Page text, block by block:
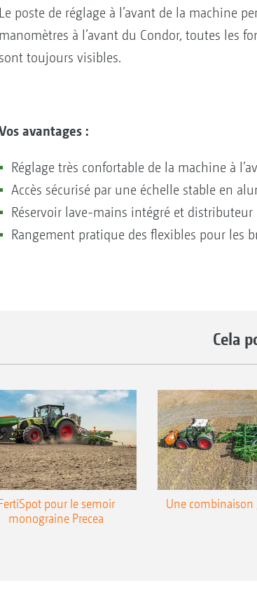
Le poste de réglage à l’avant de la machine
manomètres à l’avant du Condor, toutes les
sont toujours visibles.
avantages :
Réglage très confortable de la machine à
Accès sécurisé par une échelle stable en
Réservoir lave-mains intégré et distributeur
Rangement pratique des flexibles pour les
Cela
pour le semoir
monograine Precea
Une combinaison